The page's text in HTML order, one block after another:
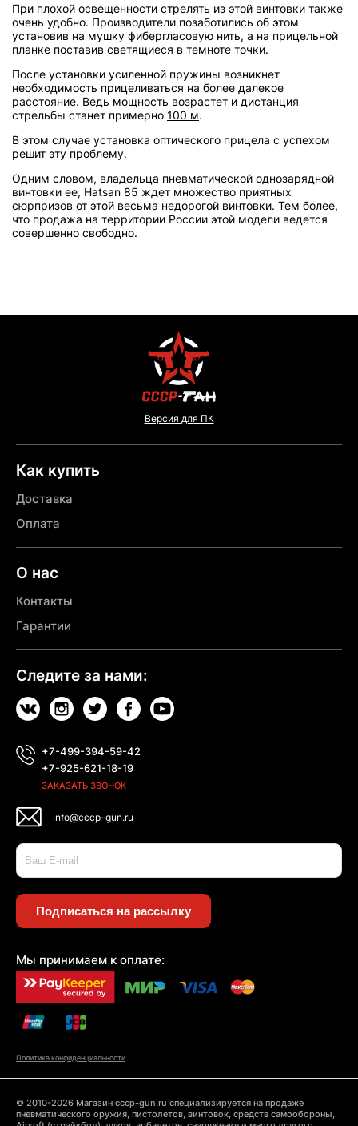
При плохой освещенности стрелять из этой винтовки также
очень удобно. Производители позаботились об этом
установив на мушку фибергласовую нить, а на прицельной
планке поставив светящиеся в темноте точки.
После установки усиленной пружины возникнет
необходимость прицеливаться на более далекое
расстояние. Ведь мощность возрастет и дистанция
стрельбы станет примерно 100 м.
В этом случае установка оптического прицела с успехом
решит эту проблему.
Одним словом, владельца пневматической однозарядной
винтовки ее, Hatsan 85 ждет множество приятных
сюрпризов от этой весьма недорогой винтовки. Тем более,
что продажа на территории России этой модели ведется
совершенно свободно.
Версия для ПК
Как купить
Доставка
Оплата
О нас
Контакты
Гарантии
Следите за нами:
+7-499-394-59-42
+7-925-621-18-19
ЗАКАЗАТЬ ЗВОНОК
info@cccp-gun.ru
Подписаться на рассылку
Мы принимаем к оплате:
Политика конфиденциальности
© 2010-2026 Магазин cccp-gun.ru специализируется на продаже
пневматического оружия, пистолетов, винтовок, средств самообороны,